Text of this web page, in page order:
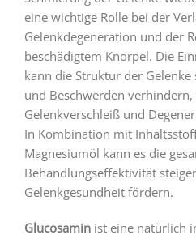
eine wichtige Rolle bei der
Gelenkdegeneration und der
beschädigtem Knorpel. Die
kann die Struktur der Gelenke
und Beschwerden
Gelenkverschleiß und
In Kombination mit
Magnesiumöl kann es die
Behandlungseffektivität
Gelenkgesundheit fördern.
Glucosamin ist eine natürlich